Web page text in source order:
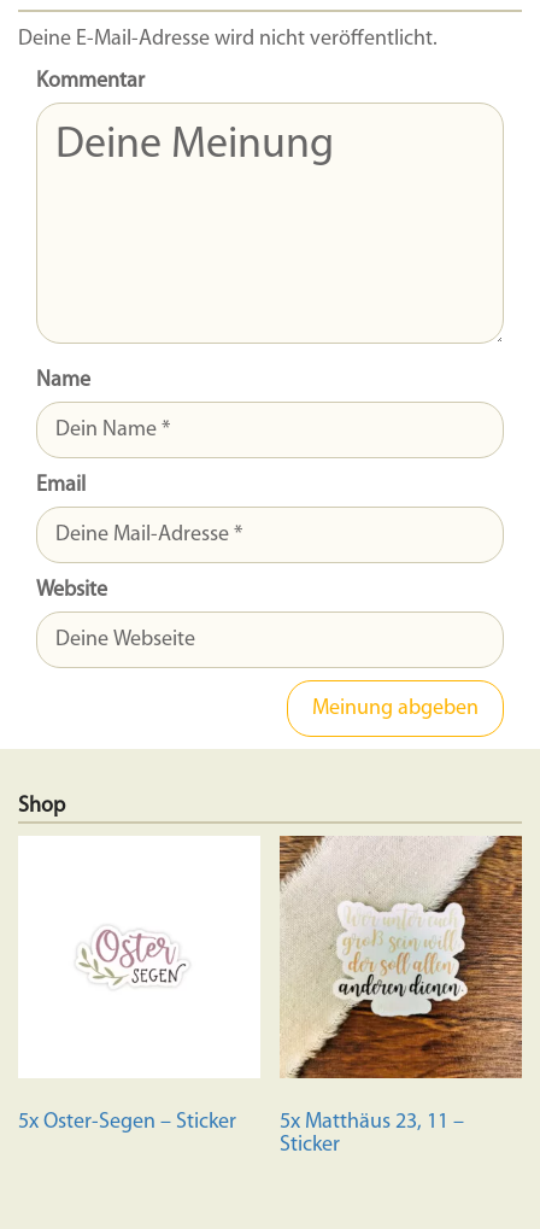
Deine E-Mail-Adresse wird nicht veröffentlicht.
Kommentar
Name
Email
Website
Shop
5x Oster-Segen – Sticker
5x Matthäus 23, 11 –
Sticker